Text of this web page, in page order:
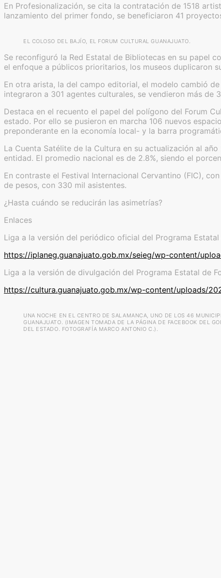
En Profesionalización, se cita la contratación de 1518
lanzamiento del primer fondo, se beneficiaron 41
EL COLOSO DEL BAJÍO, EL FORUM CULTURAL GUANAJUATO.
Se reconfiguró la Red Estatal de Bibliotecas en su papel
el enfoque a públicos prioritarios, los museos duplicaron
En otra arista, la del campo editorial, el modelo cambió
integraron a 301 agentes culturales, se vendieron más
Destaca en el recuento el papel del polígono del Forum
estado. Por ello se pusieron en marcha 106 nuevos
preponderante en la economía local- y la barra
La Cuenta Satélite de la Cultura en su actualización al
entidad. El promedio nacional es de 2.8%, siendo el
En contraste el Festival Internacional Cervantino (FIC),
de pesos, con 330 mil asistentes.
¿Hasta cuándo se reducirán las asimetrías?
Enlaces
Liga a la versión del periódico oficial del Programa
https://iplaneg.guanajuato.gob.mx/seieg/wp-content/
Liga a la versión de divulgación del Programa Estatal de
https://cultura.guanajuato.gob.mx/wp-content/uploads/
UNA NOCHE EN EL CENTRO DE SALAMANCA, UNO DE LOS 46
GUANAJUATO. (IMAGEN TOMADA DE LA PÁGINA DE FACEBOOK DEL
DEL ESTADO. FOTOGRAFÍA MARCO ANTONIO C.).